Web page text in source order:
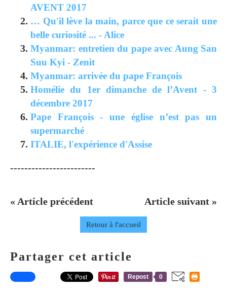
AVENT 2017
… Qu'il lève la main, parce que ce serait une
belle curiosité ... - Alice
Myanmar: entretien du pape avec Aung San
Suu Kyi - Zenit
Myanmar: arrivée du pape François
Homélie du 1er dimanche de l’Avent - 3
décembre 2017
Pape François - une église n’est pas un
supermarché
ITALIE, l'expérience d'Assise
------------------------
« Article précédent Article suivant »
Retour à l'accueil
Partager cet article
Repost 0